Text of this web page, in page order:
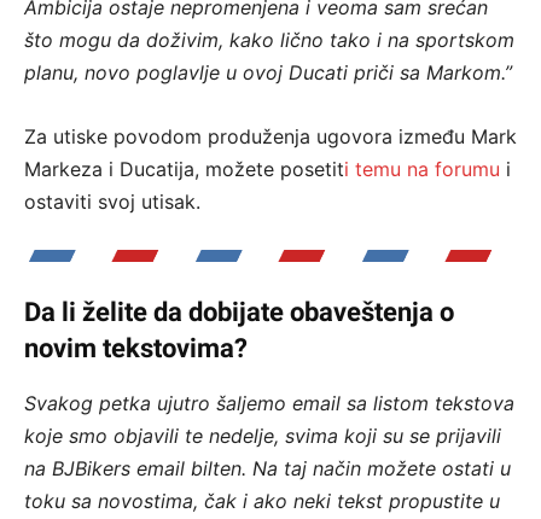
Ambicija ostaje nepromenjena i veoma sam srećan
što mogu da doživim, kako lično tako i na sportskom
planu, novo poglavlje u ovoj Ducati priči sa Markom.”
Za utiske povodom produženja ugovora između Mark
Markeza i Ducatija, možete posetiti temu na forumu i
ostaviti svoj utisak.
Da li želite da dobijate obaveštenja o
novim tekstovima?
Svakog petka ujutro šaljemo email sa listom tekstova
koje smo objavili te nedelje, svima koji su se prijavili
na BJBikers email bilten. Na taj način možete ostati u
toku sa novostima, čak i ako neki tekst propustite u